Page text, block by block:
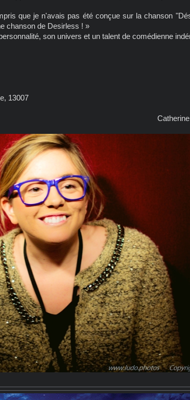
que je n'avais pas été conçue sur la chanson
chanson de Desirless ! »
son univers et un talent de comédienne
13007